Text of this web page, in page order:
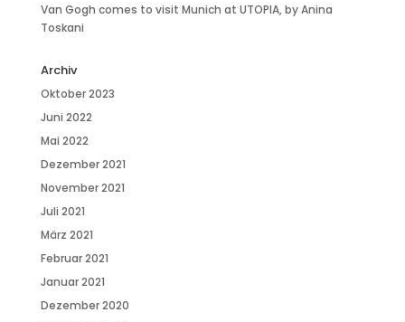
Van Gogh comes to visit Munich at UTOPIA, by Anina
Toskani
Archiv
Oktober 2023
Juni 2022
Mai 2022
Dezember 2021
November 2021
Juli 2021
März 2021
Februar 2021
Januar 2021
Dezember 2020